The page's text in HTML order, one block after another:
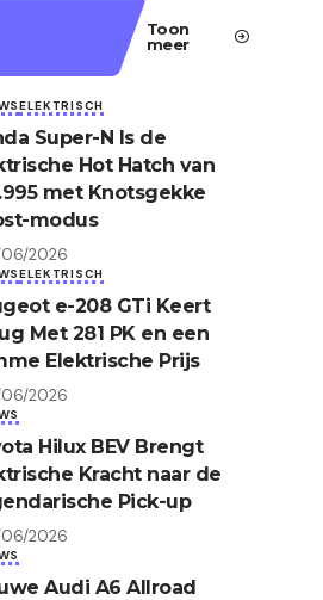
Toon
meer
ELEKTRISCH
Super-N Is de
Hot Hatch van
met Knotsgekke
modus
06/2026
ELEKTRISCH
e-208 GTi Keert
Met 281 PK en een
Elektrische Prijs
06/2026
Hilux BEV Brengt
Kracht naar de
Pick-up
06/2026
Audi A6 Allroad